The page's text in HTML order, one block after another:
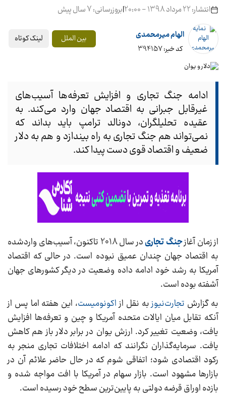
انتشار: 22 مرداد 1398 - 20:00 |بروزرسانی: 7 سال پیش
الهام میرمحمدی
کد خبر: 394157
بین الملل لینک کوتاه
ادامه جنگ تجاری و افزایش تعرفه‌ها آسیب‌های
غیرقابل جبرانی به اقتصاد جهان وارد می‌کند. به
عقیده تحلیلگران، دونالد ترامپ باید بداند که
نمی‌تواند هم جنگ تجاری به راه بیندازد و هم به دلار
ضعیف و اقتصاد قوی دست پیدا کند.
از زمان آغازجنگ تجاری
در سال 2018 تاکنون، آسیب‌های واردشده
به اقتصاد جهان چندان عمیق نبوده است. در حالی که اقتصاد
آمریکا به رشد خود ادامه داده وضعیت در دیگر کشورهای جهان
آشفته بوده است.
به گزارش تجارت‌نیوزبه نقل ازاکونومیست، این هفته اما پس از
آنکه تقابل میان ایالات متحده آمریکا و چین و تعرفه‌ها افزایش
یافت، وضعیت تغییر کرد. ارزش یوان در برابر دلار باز هم کاهش
یافت. سرمایه‌گذاران نگرانند که ادامه اختلافات تجاری منجر به
رکود اقتصادی شود؛ اتفاقی شوم که در حال حاضر علائم آن در
بازارها مشهود است. بازار سهام در آمریکا با افت مواجه شده و
بازده اوراق قرضه دولتی به پایین‌ترین سطح خود رسیده است.